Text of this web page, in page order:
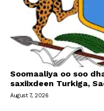
Soomaaliya oo soo
saxiixdeen Turkiga,
August 7, 2026